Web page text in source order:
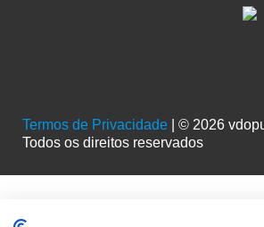
Termos de Privacidade | © 2026
Todos os direitos reservados